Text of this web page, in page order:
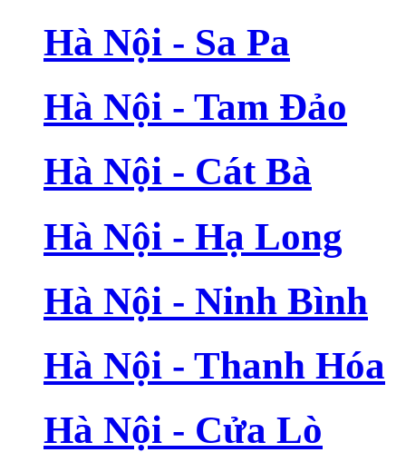
Hà Nội - Sa Pa
Hà Nội - Tam Đảo
Hà Nội - Cát Bà
Hà Nội - Hạ Long
Hà Nội - Ninh Bình
Hà Nội - Thanh Hóa
Hà Nội - Cửa Lò